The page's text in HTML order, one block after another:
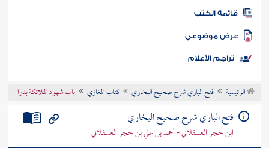
المكتبة
الكتب
موضوعي
تراجم الأعلام
الرئيسية فتح الباري شرح صحيح البخاري كتاب المغازي باب شهود الملائكة بدرا
فتح الباري شرح صحيح البخاري
ابن حجر العسقلاني - أحمد بن علي بن حجر العسقلاني